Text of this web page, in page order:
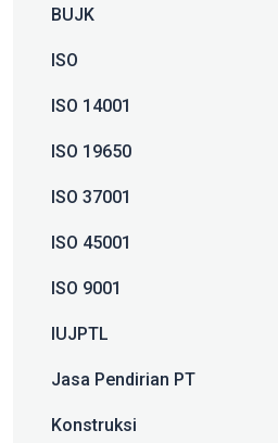
BUJK
ISO
ISO 14001
ISO 19650
ISO 37001
ISO 45001
ISO 9001
IUJPTL
Jasa Pendirian PT
Konstruksi